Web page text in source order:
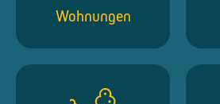
Wohnungen